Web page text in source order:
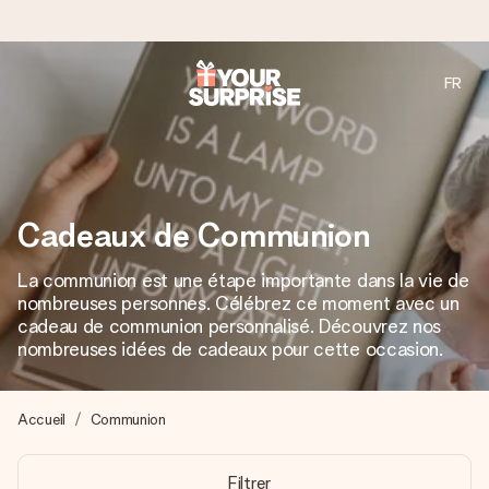
Commandé ce jour, expédié sous 24h
Nous préparons votre cadeau avec attention et l’envoyons
en un éclair – pour que vous puissiez l’offrir au bon moment,
quand cela compte le plus.
4,8 (sur la base de +15 000 avis)
Nos cadeaux sont appréciés. Les clients nous attribuent
une note de 4,8 sur Google Reviews (total de tous les
pays où nous sommes présents).
Carte de vœux gratuite
FR
Cadeaux de Communion
La communion est une étape importante dans la vie de
nombreuses personnes. Célébrez ce moment avec un
cadeau de communion personnalisé. Découvrez nos
nombreuses idées de cadeaux pour cette occasion.
Accueil Communion
Filtrer